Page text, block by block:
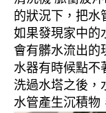
的狀況下，把水
如果發現家中的
會有髒水流出的
水器有時候點不
洗過水塔之後，
水管產生沉積物